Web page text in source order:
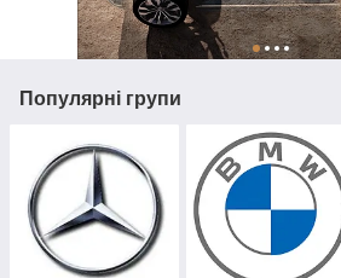
Популярні групи